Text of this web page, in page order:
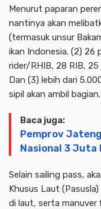
Menurut paparan
nantinya akan
(termasuk unsur
ikan Indonesia. (2) 26
rider/RHIB, 28 RIB,
Dan (3) lebih dari
sipil akan ambil bagian.
Baca juga:
Pemprov
Nasional 3 Juta
Selain sailing pass,
Khusus Laut
di laut, serta